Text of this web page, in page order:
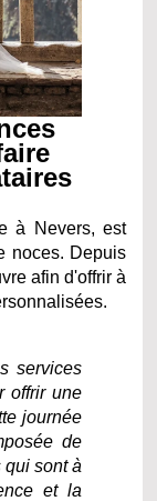
à Nevers, est
noces. Depuis
afin d'offrir à
services
offrir une
journée
de
sont à
et la